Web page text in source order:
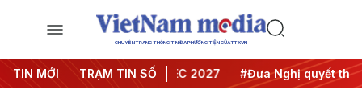
CHUYÊN TRANG THÔNG TIN ĐA PHƯƠNG TIỆN CỦA TTXVN
TIN MỚI TRẠM TIN SỐ
Trung ương 3 #APEC 2027 #Đưa Nghị quyết thành